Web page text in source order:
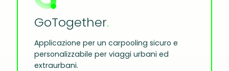
GoTogether.
Applicazione per un carpooling sicuro e
personalizzabile per viaggi urbani ed
extraurbani.